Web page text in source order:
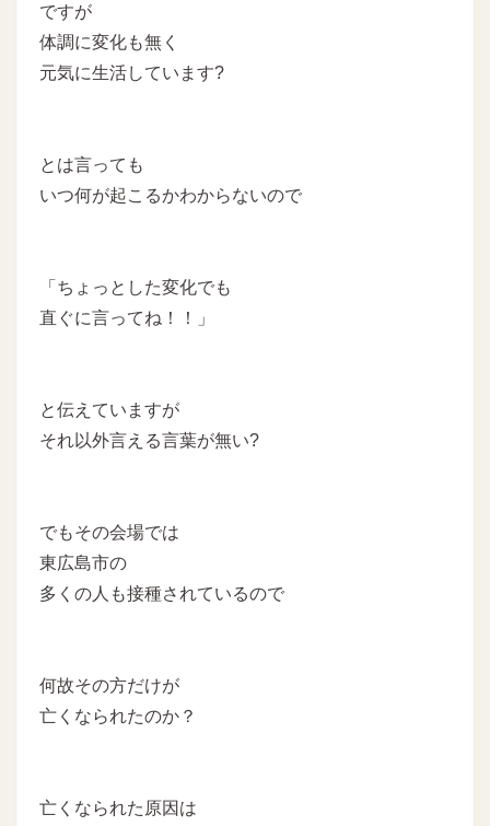
ですが
体調に変化も無く
元気に生活しています?
とは言っても
いつ何が起こるかわからないので
「ちょっとした変化でも
直ぐに言ってね！！」
と伝えていますが
それ以外言える言葉が無い?
でもその会場では
東広島市の
多くの人も接種されているので
何故その方だけが
亡くなられたのか？
亡くなられた原因は